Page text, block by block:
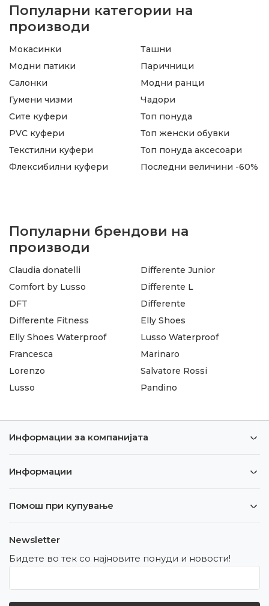
Популарни категории на
производи
Мокасинки
Модни патики
Салонки
Гумени чизми
Ташни
Паричници
Модни ранци
Чадори
Сите куфери
PVC куфери
Текстилни куфери
Флексибилни куфери
Топ понуда
Топ женски обувки
Топ понуда аксесоари
Последни величини -60%
Популарни брендови на
производи
Claudia donatelli
Comfort by Lusso
DFT
Differente Fitness
Differente Junior
Differente L
Differente
Elly Shoes
Elly Shoes Waterproof
Francesca
Lorenzo
Lusso
Lusso Waterproof
Marinaro
Salvatore Rossi
Pandino
Информации за компанијата
Информации
Помош при купување
Newsletter
Бидете во тек со најновите понуди и новости!